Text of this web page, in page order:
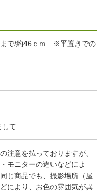
まで/約46ｃｍ ※平置きでの
して
注意を払っておりますが、
モニターの違いなどによ
じ商品でも、撮影場所（屋
により、お色の雰囲気が異